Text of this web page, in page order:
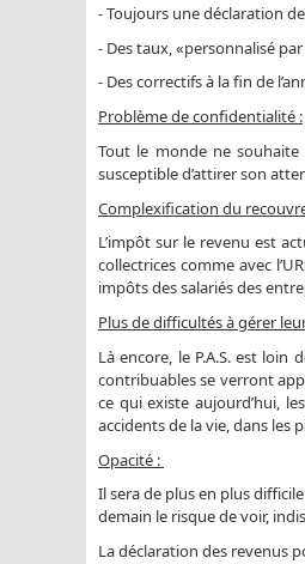
- Toujours une déclaration
- Des taux, «personnalisé
- Des correctifs à la fin de
Problème de confidentialité :
Tout le monde ne souhaite
susceptible d’attirer son
Complexification du
L’impôt sur le revenu est
collectrices comme avec
impôts des salariés des
Plus de difficultés à gérer
Là encore, le P.A.S. est loin
contribuables se verront
ce qui existe aujourd’hui,
accidents de la vie, dans les
Opacité :
Il sera de plus en plus
demain le risque de voir,
La déclaration des revenus